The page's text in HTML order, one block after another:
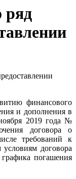
ряд
финансового
и дополнения в
2019 года №
договора о
требований к
договора
погашения